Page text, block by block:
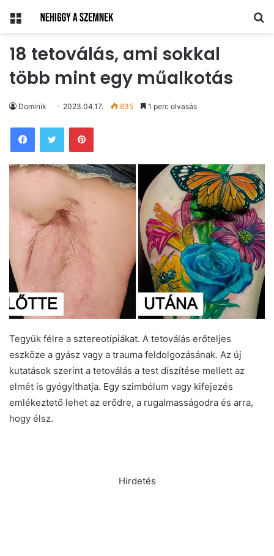
Menü
18 tetoválás, ami sokkal
több mint egy műalkotás
Dominik 2023.04.17. 635 1 perc olvasás
Pinterest
Tegyük félre a sztereotípiákat. A tetoválás erőteljes
eszköze a gyász vagy a trauma feldolgozásának. Az új
kutatások szerint a tetoválás a test díszítése mellett az
elmét is gyógyíthatja. Egy szimbólum vagy kifejezés
emlékeztető lehet az erődre, a rugalmasságodra és arra,
hogy élsz.
Hirdetés